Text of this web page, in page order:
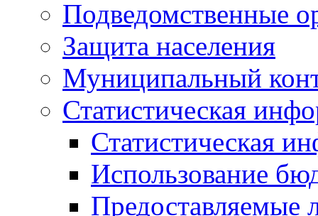
Подведомственные
Защита населения
Муниципальный
Статистическая
Статистическая
Использование
Предоставляемые